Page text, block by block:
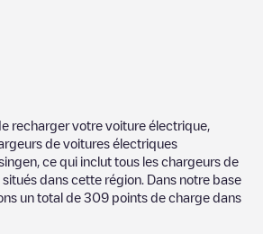
recharger votre voiture électrique,
de voitures électriques
, ce qui inclut tous les chargeurs de
dans cette région. Dans notre base
un total de 309 points de charge dans